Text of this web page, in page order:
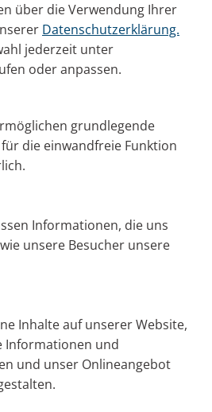
über die Verwendung Ihrer
Datenschutzerklärung.
jederzeit unter
oder anpassen.
grundlegende
die einwandfreie Funktion
Informationen, die uns
unsere Besucher unsere
Inhalte auf unserer Website,
Informationen und
und unser Onlineangebot
Ein Gespräch mit dem
Rainald Fischer.